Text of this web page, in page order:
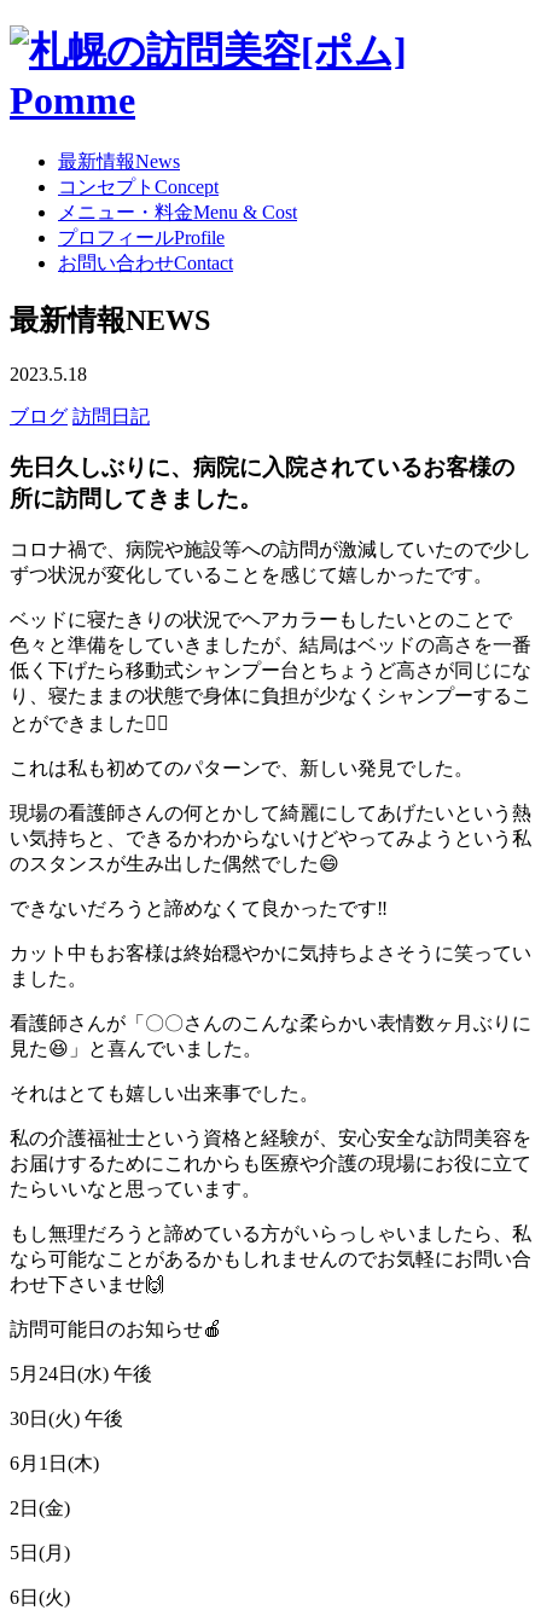
最新情報News
コンセプト Concept
メニュー・料金Menu & Cost
プロフィールProfile
お問い合わせContact
最新情報NEWS
2023.5.18
ブログ 訪問日記
先日久しぶりに、病院に入院されているお客様の
所に訪問してきました。
コロナ禍で、病院や施設等への訪問が激減していたので少し
ずつ状況が変化していることを感じて嬉しかったです。
ベッドに寝たきりの状況でヘアカラーもしたいとのことで
色々と準備をしていきましたが、結局はベッドの高さを一番
低く下げたら移動式シャンプー台とちょうど高さが同じにな
り、寝たままの状態で身体に負担が少なくシャンプーするこ
とができました🙆‍♀️
これは私も初めてのパターンで、新しい発見でした。
現場の看護師さんの何とかして綺麗にしてあげたいという熱
い気持ちと、できるかわからないけどやってみようという私
のスタンスが生み出した偶然でした😄
できないだろうと諦めなくて良かったです‼️
カット中もお客様は終始穏やかに気持ちよさそうに笑ってい
ました。
看護師さんが「〇〇さんのこんな柔らかい表情数ヶ月ぶりに
見た😆」と喜んでいました。
それはとても嬉しい出来事でした。
私の介護福祉士という資格と経験が、安心安全な訪問美容を
お届けするためにこれからも医療や介護の現場にお役に立て
たらいいなと思っています。
もし無理だろうと諦めている方がいらっしゃいましたら、私
なら可能なことがあるかもしれませんのでお気軽にお問い合
わせ下さいませ🙌
訪問可能日のお知らせ🍎
5月24日(水) 午後
30日(火) 午後
6月1日(木)
2日(金)
5日(月)
6日(火)